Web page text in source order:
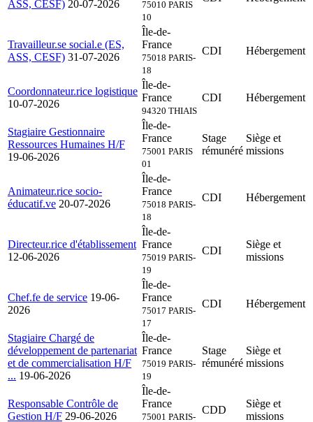
ASS, CESF) 20-07-2026
75010 PARIS
10
Travailleur.se social.e (ES,
ASS, CESF) 31-07-2026
Île-de-
France
75018 PARIS-
18
CDI Hébergement
Coordonnateur.rice logistique
10-07-2026
Île-de-
France
94320 THIAIS
CDI Hébergement
Stagiaire Gestionnaire
Ressources Humaines H/F
19-06-2026
Île-de-
France
75001 PARIS
01
Stage
rémunéré
Siège et
missions
Animateur.rice socio-
éducatif.ve 20-07-2026
Île-de-
France
75018 PARIS-
18
CDI Hébergement
Directeur.rice d'établissement
12-06-2026
Île-de-
France
75019 PARIS-
19
CDI
Siège et
missions
Chef.fe de service 19-06-
2026
Île-de-
France
75017 PARIS-
17
CDI Hébergement
Stagiaire Chargé de
développement de partenariat
et de commercialisation H/F
... 19-06-2026
Île-de-
France
75019 PARIS-
19
Stage
rémunéré
Siège et
missions
Responsable Contrôle de
Gestion H/F 29-06-2026
Île-de-
France
75001 PARIS-
CDD
Siège et
missions